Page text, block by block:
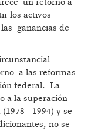
los activos
ganancias de
a las reformas
federal. La
a la superación
- 1994) y se
no se